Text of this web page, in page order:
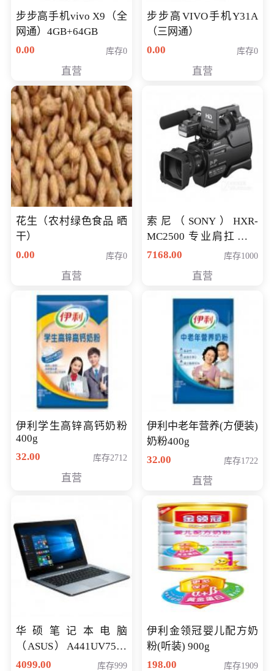
步步高手机vivo X9（全
网通）4GB+64GB
0.00
库存0
直营
步步高VIVO手机Y31A
（三网通）
0.00
库存0
直营
花生（农村绿色食品 晒
干）
0.00
库存0
直营
索尼（SONY）HXR-
MC2500 专业肩扛式存
储卡全高清摄录一体机
清入门级摄像机
7168.00 库存1000
直营
伊利学生高锌高钙奶粉
400g
32.00
库存2712
直营
伊利中老年营养(方便装)
奶粉400g
32.00
库存1722
直营
华硕笔记本电脑
（ASUS）A441UV7500
顽石（7代i7-7500U 4G
4099.00 库存999
伊利金领冠婴儿配方奶
粉(听装) 900g
198.00
库存1909